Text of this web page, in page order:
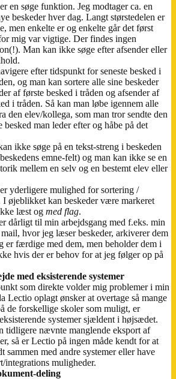
en søge funktion. Jeg modtager ca. en
beskeder hver dag. Langt størstedelen er
men enkelte er og enkelte går det først
mig var vigtige. Der findes ingen
Man kan ikke søge efter afsender eller
efter tidspunkt for seneste besked i
og man kan sortere alle sine beskeder
af første besked i tråden og afsender af
i tråden. Så kan man løbe igennem alle
den elev/kollega, som man tror sendte den
besked man leder efter og håbe på det
ikke søge på en tekst-streng i beskeden
emne-felt) og man kan ikke se en
mellem en selv og en bestemt elev eller
yderligere mulighed for sortering /
I øjeblikket kan beskeder være markeret
læst og med flag.
dårligt til min arbejdsgang med f.eks. min
hvor jeg læser beskeder, arkiverer dem
er færdige med dem, men beholder dem i
hvis der er behov for at jeg følger op på
med eksisterende systemer
som direkte volder mig problemer i min
Lectio oplagt ønsker at overtage så mange
de forskellige skoler som muligt, er
systemer sjældent i højsædet.
tidligere nævnte manglende eksport af
så er Lectio på ingen måde kendt for at
sammen med andre systemer eller have
integrations muligheder.
deling